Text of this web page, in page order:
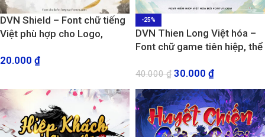
DVN Shield – Font chữ tiếng
Việt phù hợp cho Logo,
20.000 ₫
-25%
DVN Thien Long Việt hóa –
Font chữ game tiên hiệp, thể
40.000₫ 30.000 ₫